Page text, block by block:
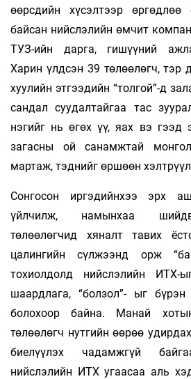
өөрсдийн хүсэлтээр
байсан нийслэлийн өмчит
ТУЗ-ийн дарга, гишүүний
Харин үлдсэн 39 төлөөлөгч, тэр
хуулийн этгээдийн “толгой”-д
сандал суудалтайгаа тас
нэгийг нь өгөх үү, яах вэ гээд
загасны ой санамжтай
мартаж, тэднийг өршөөн
Сонгосон иргэдийнхээ эрх
үйлчилж, намынхаа
төлөөлөгчид хяналт тавих
цалингийн сүлжээнд орж
тохиолдолд нийслэлийн ИТХ-
шаардлага, “болзол”- ыг
болохоор байна. Манай
төлөөлөгч нутгийн өөрөө
биелүүлэх чадамжгүй
нийслэлийн ИТХ угаасаа аль